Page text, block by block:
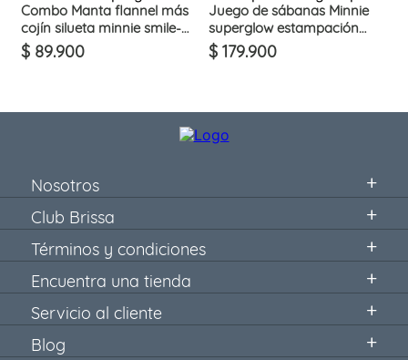
Combo Manta flannel más
cojín silueta minnie smile-
superglow
$ 89.900
Juego de sábanas Minnie
superglow estampación
digital panel
$ 179.900
Nosotros
Club Brissa
Términos y condiciones
Encuentra una tienda
Servicio al cliente
Blog